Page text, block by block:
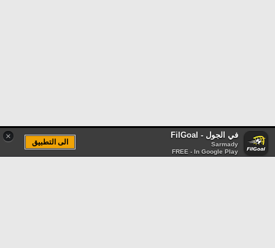
× في الجول - FilGoal
Sarmady
FREE - In Google Play
الى التطبيق